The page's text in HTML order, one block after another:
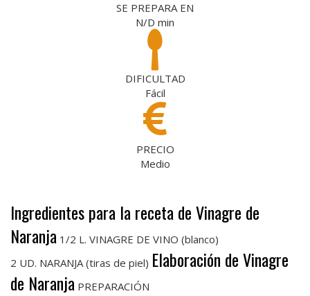
SE PREPARA EN
N/D min
DIFICULTAD
Fácil
PRECIO
Medio
Ingredientes para la receta de Vinagre de
Naranja 1/2 L. VINAGRE DE VINO (blanco)
2 UD. NARANJA (tiras de piel) Elaboración de Vinagre
de Naranja PREPARACIÓN